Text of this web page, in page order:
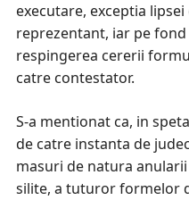
executare, exceptia
reprezentant, iar pe
respingerea cererii
catre contestator.
S-a mentionat ca, in
de catre instanta de
masuri de natura
silite, a tuturor formelor